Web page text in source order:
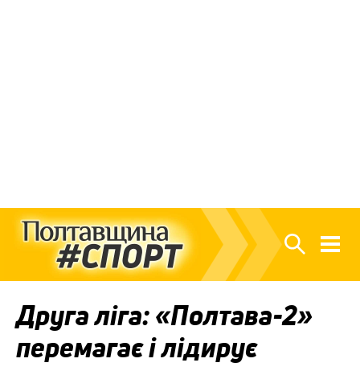
Друга ліга: «Полтава-2»
перемагає і лідирує